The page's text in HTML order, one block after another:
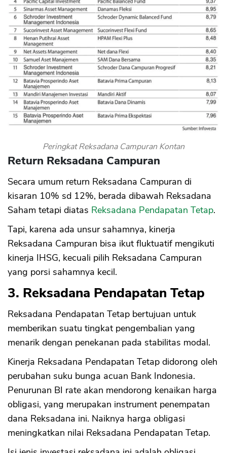
Peringkat Reksadana Campuran Kontan
Return Reksadana Campuran
Secara umum return Reksadana Campuran di
kisaran 10% sd 12%, berada dibawah Reksadana
Saham tetapi diatas Reksadana Pendapatan Tetap.
Tapi, karena ada unsur sahamnya, kinerja
Reksadana Campuran bisa ikut fluktuatif mengikuti
kinerja IHSG, kecuali pilih Reksadana Campuran
yang porsi sahamnya kecil.
3. Reksadana Pendapatan Tetap
Reksadana Pendapatan Tetap bertujuan untuk
memberikan suatu tingkat pengembalian yang
menarik dengan penekanan pada stabilitas modal.
Kinerja Reksadana Pendapatan Tetap didorong oleh
perubahan suku bunga acuan Bank Indonesia.
Penurunan BI rate akan mendorong kenaikan harga
obligasi, yang merupakan instrument penempatan
dana Reksadana ini. Naiknya harga obligasi
meningkatkan nilai Reksadana Pendapatan Tetap.